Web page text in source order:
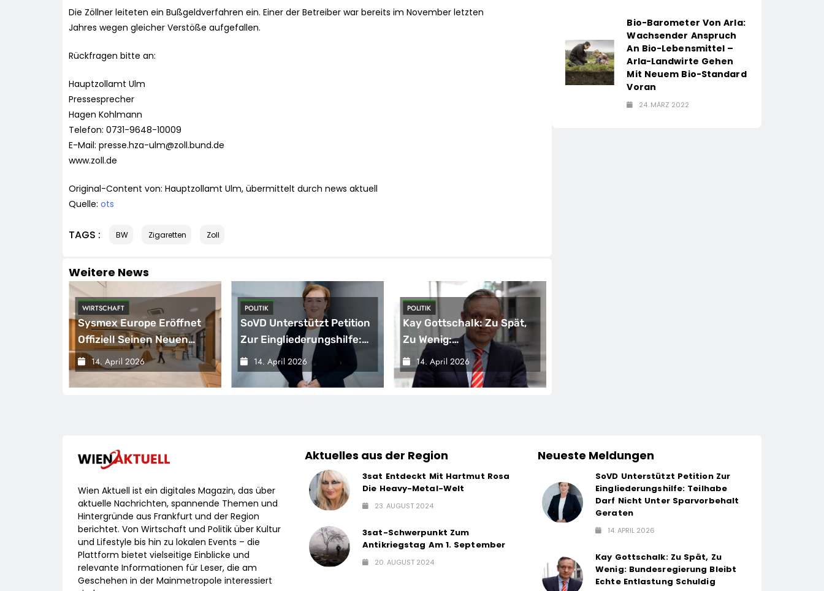
Die Zöllner leiteten ein Bußgeldverfahren ein. Einer der Betreiber war bereits im November letzten
Jahres wegen gleicher Verstöße aufgefallen.
Rückfragen bitte an:
Hauptzollamt Ulm
Pressesprecher
Hagen Kohlmann
Telefon: 0731-9648-10009
E-Mail: presse.hza-ulm@zoll.bund.de
www.zoll.de
Original-Content von: Hauptzollamt Ulm, übermittelt durch news aktuell
Quelle: ots
TAGS : BW Zigaretten Zoll
Weitere News
WIRTSCHAFT
Sysmex Europe Eröffnet
Offiziell Seinen Neuen
Campus In Hamburg Und
Setzt Damit Neue
Maßstäbe Für
14. April 2026
POLITIK
SoVD Unterstützt Petition
Zur Eingliederungshilfe:
Teilhabe Darf Nicht Unter
Sparvorbehalt Geraten
14. April 2026
POLITIK
Kay Gottschalk: Zu Spät,
Zu Wenig:
Bundesregierung Bleibt
Echte Entlastung
Schuldig
14. April 2026
Bio-Barometer Von Arla:
Wachsender Anspruch
An Bio-Lebensmittel –
Arla-Landwirte Gehen
Mit Neuem Bio-Standard
Voran
24. MÄRZ 2022
Wien Aktuell ist ein digitales Magazin, das über
aktuelle Nachrichten, spannende Themen und
Hintergründe aus Frankfurt und der Region
berichtet. Von Wirtschaft und Politik über Kultur
und Lifestyle bis hin zu lokalen Events – die
Plattform bietet vielseitige Einblicke und
relevante Informationen für Leser, die am
Geschehen in der Mainmetropole interessiert
Aktuelles aus der Region
3sat Entdeckt Mit Hartmut Rosa
Die Heavy-Metal-Welt
23. AUGUST 2024
3sat-Schwerpunkt Zum
Antikriegstag Am 1. September
20. AUGUST 2024
Neueste Meldungen
SoVD Unterstützt Petition Zur
Eingliederungshilfe: Teilhabe
Darf Nicht Unter Sparvorbehalt
Geraten
14. APRIL 2026
Kay Gottschalk: Zu Spät, Zu
Wenig: Bundesregierung Bleibt
Echte Entlastung Schuldig